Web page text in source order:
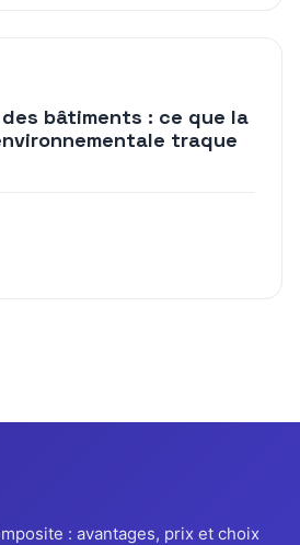
bâtiments : ce que la
traque
: avantages, prix et choix